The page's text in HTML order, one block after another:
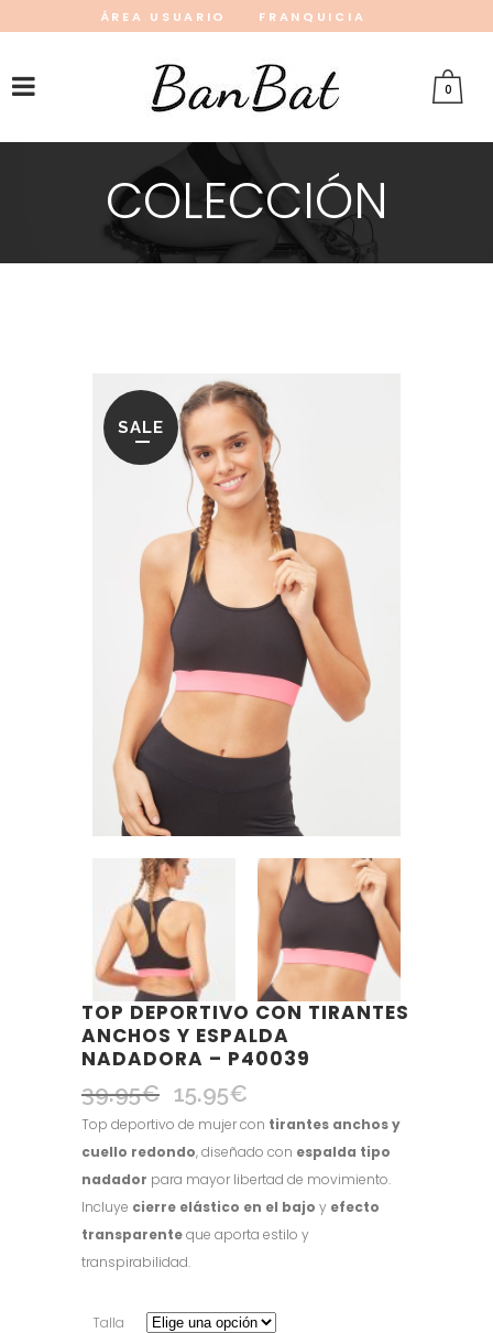
ÁREA USUARIO
FRANQUICIA
0
COLECCIÓN
SALE
TOP DEPORTIVO CON TIRANTES
ANCHOS Y ESPALDA
NADADORA – P40039
39.95€
El
precio
original
era:
39.95€.
15.95€
precio
actual
es:
15.95€.
Top deportivo de mujer con tirantes anchos y
cuello redondo, diseñado con espalda tipo
nadador para mayor libertad de movimiento.
Incluye cierre elástico en el bajo y efecto
transparenteque aporta estilo y
transpirabilidad.
Talla